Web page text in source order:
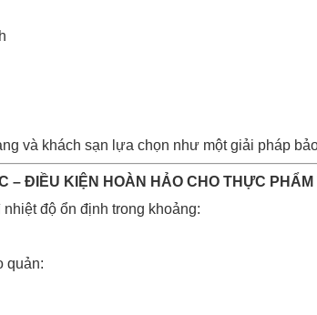
và khách sạn lựa chọn như một giải pháp
– ĐIỀU KIỆN HOÀN HẢO CHO THỰC
độ ổn định trong khoảng:
quản: